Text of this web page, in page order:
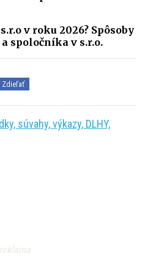
v roku 2026? Spôsoby
spoločníka v s.r.o.
Zdieľať
súvahy, výkazy, DLHY,